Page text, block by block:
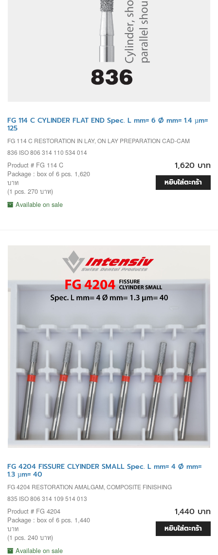
FG 114 C CYLINDER FLAT END Spec. L mm= 6 Ø mm= 1.4 µm=
125
FG 114 C RESTORATION IN LAY, ON LAY PREPARATION CAD-CAM
836 ISO 806 314 110 534 014
Product # FG 114 C
Package : box of 6 pcs. 1,620
บาท
(1 pcs. 270 บาท)
Available on sale
1,620 บาท
หยิบใส่ตะกร้า
FG 4204 FISSURE CLYINDER SMALL Spec. L mm= 4 Ø mm=
1.3 µm= 40
FG 4204 RESTORATION AMALGAM, COMPOSITE FINISHING
835 ISO 806 314 109 514 013
Product # FG 4204
Package : box of 6 pcs. 1,440
บาท
(1 pcs. 240 บาท)
Available on sale
1,440 บาท
หยิบใส่ตะกร้า